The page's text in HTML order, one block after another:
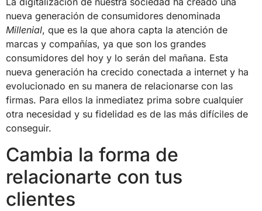
nueva generación de consumidores denominada
Millenial, que es la que ahora capta la atención de
marcas y compañías, ya que son los grandes
consumidores del hoy y lo serán del mañana. Esta
nueva generación ha crecido conectada a internet y ha
evolucionado en su manera de relacionarse con las
firmas. Para ellos la inmediatez prima sobre cualquier
otra necesidad y su fidelidad es de las más difíciles de
conseguir.
Cambia la forma de
relacionarte con tus
clientes